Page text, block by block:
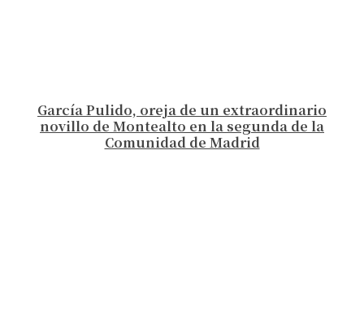
García Pulido, oreja de un extraordinario
novillo de Montealto en la segunda de la
Comunidad de Madrid